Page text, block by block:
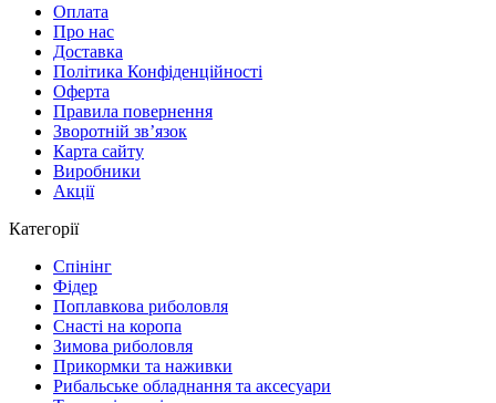
Оплата
Про нас
Доставка
Політика Конфіденційності
Оферта
Правила повернення
Зворотній зв’язок
Карта сайту
Виробники
Акції
Категорії
Спінінг
Фідер
Поплавкова риболовля
Снасті на коропа
Зимова риболовля
Прикормки та наживки
Рибальське обладнання та аксесуари